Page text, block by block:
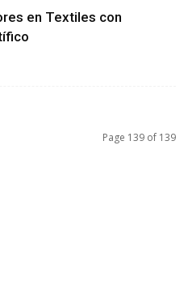
en Textiles con
Page 139 of 139